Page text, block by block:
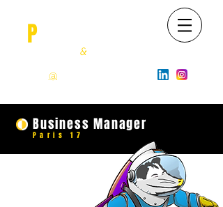
P
&
@opossum-job.com
Business Manager
Paris 17